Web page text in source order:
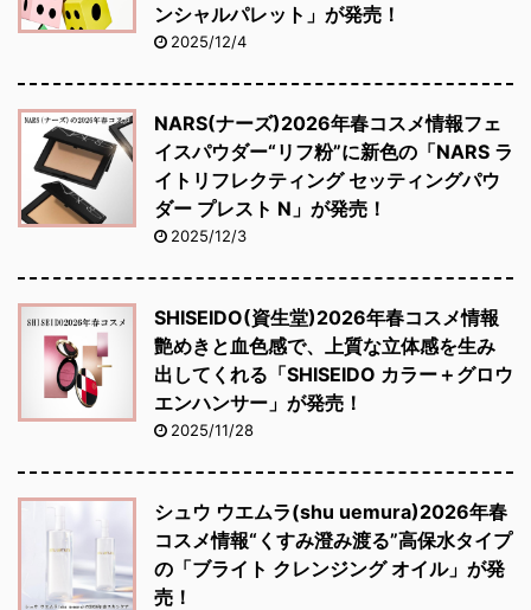
ンシャルパレット」が発売！
2025/12/4
NARS(ナーズ)2026年春コスメ情報フェ
イスパウダー“リフ粉”に新色の「NARS ラ
イトリフレクティング セッティングパウ
ダー プレスト N」が発売！
2025/12/3
SHISEIDO(資生堂)2026年春コスメ情報
艶めきと血色感で、上質な立体感を生み
出してくれる「SHISEIDO カラー＋グロウ
エンハンサー」が発売！
2025/11/28
シュウ ウエムラ(shu uemura)2026年春
コスメ情報“くすみ澄み渡る”高保水タイプ
の「ブライト クレンジング オイル」が発
売！